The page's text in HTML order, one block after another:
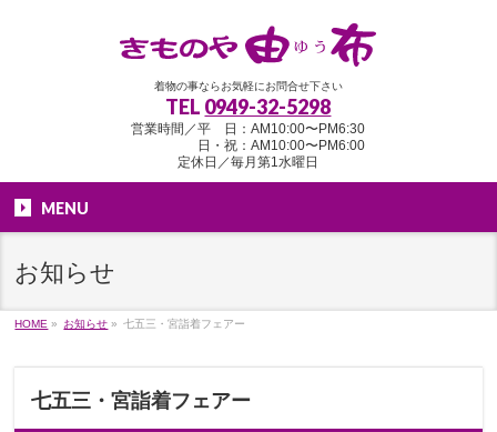
着物の事ならお気軽にお問合せ下さい
TEL 0949-32-5298
営業時間／平 日：AM10:00〜PM6:30
日・祝：AM10:00〜PM6:00
定休日／毎月第1水曜日
MENU
お知らせ
HOME » お知らせ » 七五三・宮詣着フェアー
七五三・宮詣着フェアー